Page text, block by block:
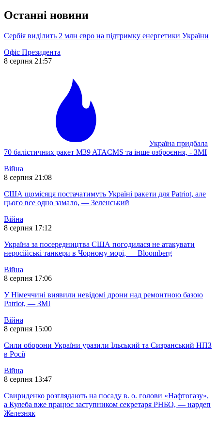
Останні новини
Сербія виділить 2 млн євро на підтримку енергетики України
Офіс Президента
8 серпня 21:57
Україна придбала
70 балістичних ракет M39 ATACMS та інше озброєння, - ЗМІ
Війна
8 серпня 21:08
США щомісяця постачатимуть Україні ракети для Patriot, але
цього все одно замало, — Зеленський
Війна
8 серпня 17:12
Україна за посередництва США погодилася не атакувати
неросійські танкери в Чорному морі, — Bloomberg
Війна
8 серпня 17:06
У Німеччині виявили невідомі дрони над ремонтною базою
Patriot, — ЗМІ
Війна
8 серпня 15:00
Сили оборони України уразили Ільський та Сизранський НПЗ
в Росії
Війна
8 серпня 13:47
Свириденко розглядають на посаду в. о. голови «Нафтогазу»,
а Кулеба вже працює заступником секретаря РНБО, — нардеп
Железняк